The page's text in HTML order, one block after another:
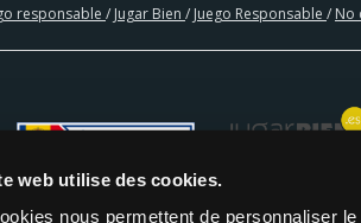
web utilise des cookies.
nous permettent de personnaliser
responsable / Jugar Bien / Juego Responsable / No